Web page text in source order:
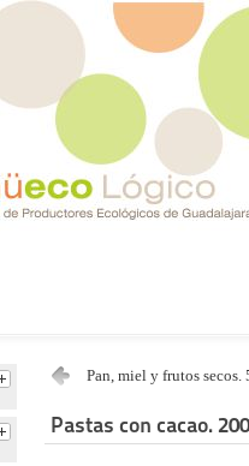
Pan, miel y frutos secos.
Pastas con cacao.